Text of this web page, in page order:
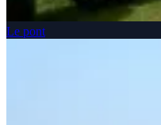
Le pont